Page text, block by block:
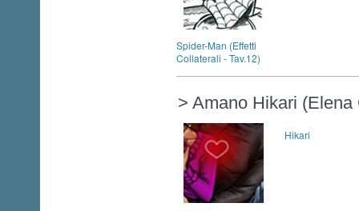
Spider-Man (Effetti
Collaterali - Tav.12)
> Amano Hikari (Elena
Hikari